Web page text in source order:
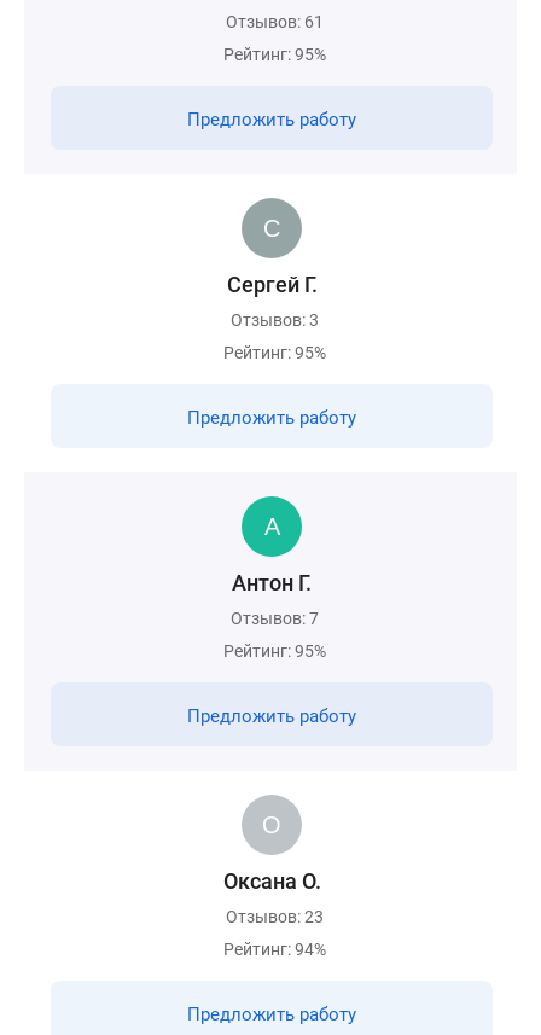
Отзывов: 61
Рейтинг: 95%
Предложить работу
Сергей Г.
Отзывов: 3
Рейтинг: 95%
Предложить работу
Антон Г.
Отзывов: 7
Рейтинг: 95%
Предложить работу
Оксана О.
Отзывов: 23
Рейтинг: 94%
Предложить работу